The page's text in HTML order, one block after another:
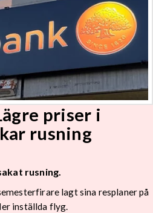
priser i
rusning
rusning.
lagt sina resplaner på
inställda flyg.